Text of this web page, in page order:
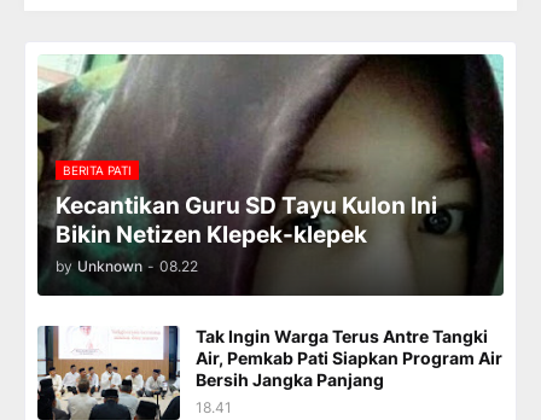
BERITA PATI
Kecantikan Guru SD Tayu Kulon Ini
Bikin Netizen Klepek-klepek
by Unknown - 08.22
Tak Ingin Warga Terus Antre Tangki
Air, Pemkab Pati Siapkan Program Air
Bersih Jangka Panjang
18.41